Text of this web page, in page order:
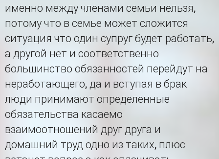
именно между членами семьи нельзя,
потому что в семье может сложится
ситуация что один супруг будет работать,
а другой нет и соответственно
большинство обязанностей перейдут на
неработающего, да и вступая в брак
люди принимают определенные
обязательства касаемо
взаимоотношений друг друга и
домашний труд одно из таких, плюс